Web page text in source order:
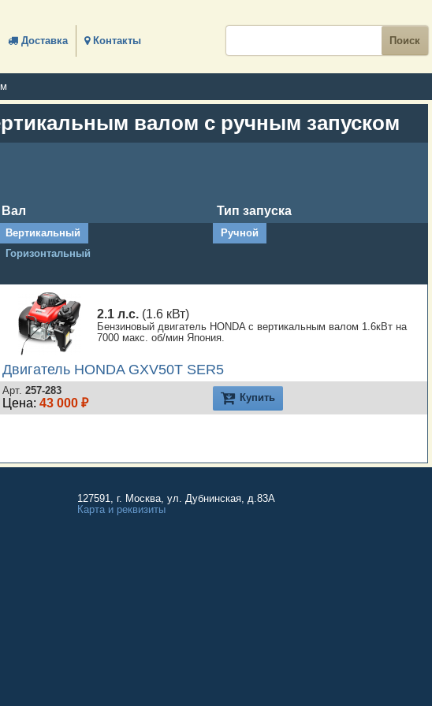
Доставка Контакты
валом с ручным запуском
Вал
Вертикальный
Горизонтальный
Тип запуска
Ручной
2.1 л.с.(1.6 кВт)
Бензиновый двигатель HONDA с вертикальным валом 1.6кВт на
7000 макс. об/мин Япония.
Двигатель HONDA GXV50T SER5
Арт. 257-283
Цена: 43 000 ₽ Купить
127591, г. Москва, ул. Дубнинская, д.83А
Карта и реквизиты